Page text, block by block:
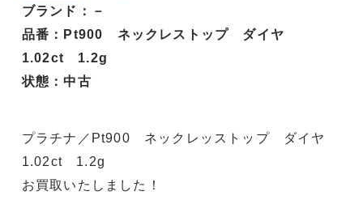
ブランド：－
品番：Pt900 ネックレストップ ダイヤ
1.02ct 1.2g
状態：中古
プラチナ／Pt900 ネックレッストップ ダイヤ
1.02ct 1.2g
お買取いたしました！